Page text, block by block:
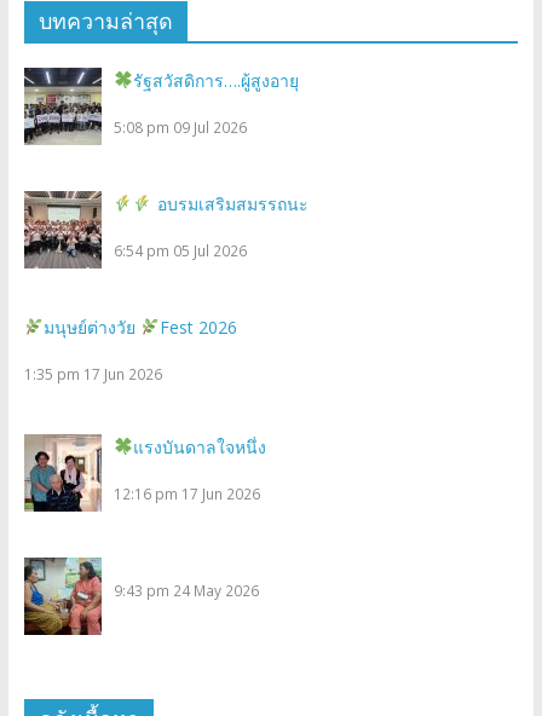
บทความล่าสุด
รัฐสวัสดิการ….ผู้สูงอายุ
5:08 pm 09 Jul 2026
อบรมเสริมสมรรถนะ
6:54 pm 05 Jul 2026
มนุษย์ต่างวัย Fest 2026
1:35 pm 17 Jun 2026
แรงบันดาลใจหนึ่ง
12:16 pm 17 Jun 2026
9:43 pm 24 May 2026